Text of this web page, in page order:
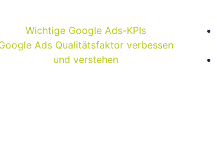
Wichtige Google Ads-KPIs
Ads Qualitätsfaktor verbessen
und verstehen